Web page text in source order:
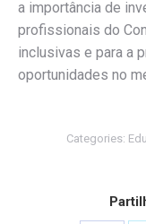
a importância de
profissionais do
inclusivas e para a
oportunidades no
Categories: